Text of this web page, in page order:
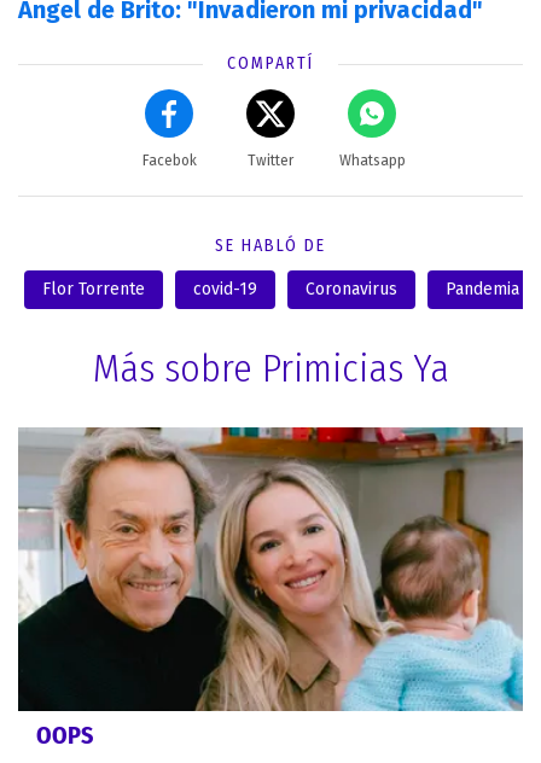
Ángel de Brito: "Invadieron mi privacidad"
COMPARTÍ
Facebok Twitter Whatsapp
SE HABLÓ DE
Flor Torrente covid-19 Coronavirus Pandemia
Más sobre Primicias Ya
OOPS